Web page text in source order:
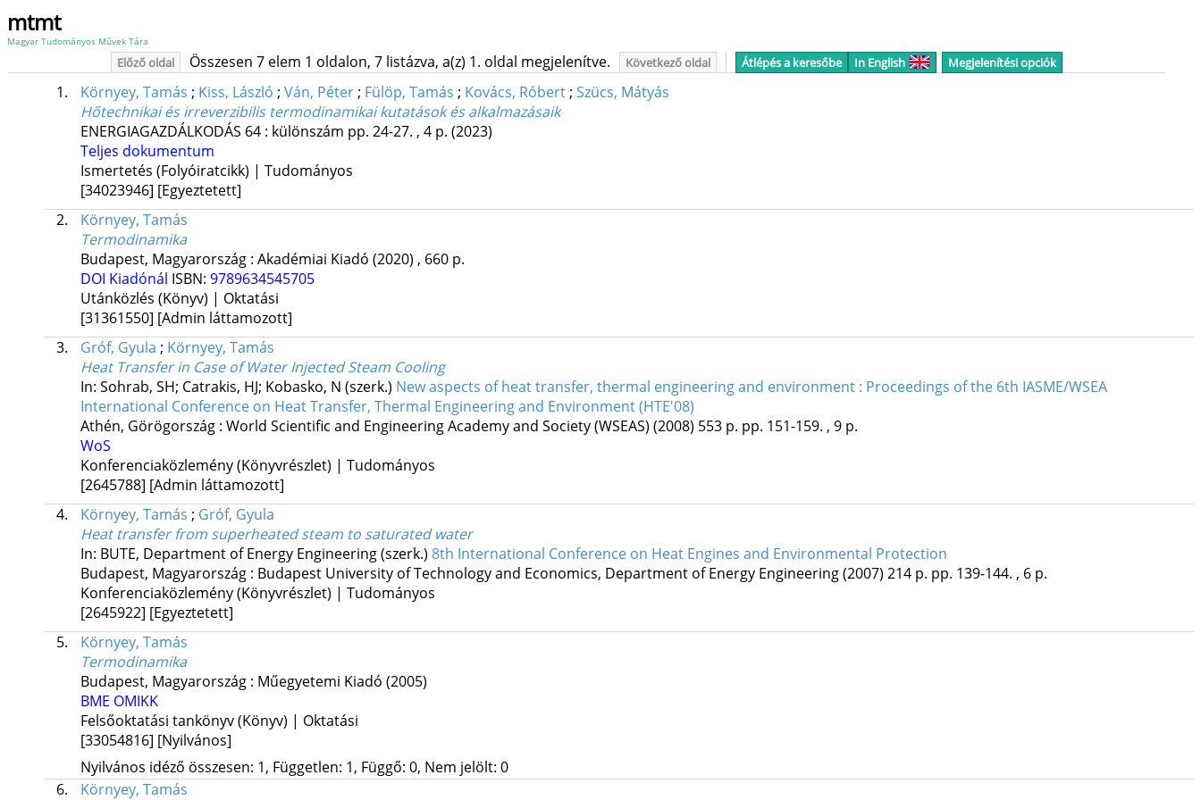
mtmt
Magyar Tudományos Művek Tára
Előző oldal Összesen 7 elem 1 oldalon, 7 listázva, a(z) 1. oldal megjelenítve. Következő oldal Átlépés a keresőbe In English Megjelenítési opciók
1. Környey, Tamás ; Kiss, László ; Ván, Péter; Fülöp, Tamás ; Kovács, Róbert; Szücs, Mátyás
Hőtechnikai és irreverzibilis termodinamikai kutatások és alkalmazásaik
ENERGIAGAZDÁLKODÁS 64: különszám pp. 24-27. , 4 p. (2023)
Teljes dokumentum
Ismertetés (Folyóiratcikk) | Tudományos
[34023946] [Egyeztetett]
2.
Környey, Tamás
Termodinamika
Budapest, Magyarország : Akadémiai Kiadó (2020) , 660 p.
DOI Kiadónál ISBN: 9789634545705
Utánközlés (Könyv) | Oktatási
[31361550] [Admin láttamozott]
3.
Gróf, Gyula ; Környey, Tamás
Heat Transfer in Case of Water Injected Steam Cooling
In: Sohrab, SH; Catrakis, HJ; Kobasko, N (szerk.) New aspects of heat transfer, thermal engineering and environment : Proceedings of the 6th IASME/WSEA
International Conference on Heat Transfer, Thermal Engineering and Environment (HTE'08)
Athén, Görögország : World Scientific and Engineering Academy and Society (WSEAS) (2008) 553 p. pp. 151-159. , 9 p.
WoS
Konferenciaközlemény (Könyvrészlet) | Tudományos
[2645788] [Admin láttamozott]
4.
Környey, Tamás ; Gróf, Gyula
Heat transfer from superheated steam to saturated water
In: BUTE, Department of Energy Engineering (szerk.) 8th International Conference on Heat Engines and Environmental Protection
Budapest, Magyarország : Budapest University of Technology and Economics, Department of Energy Engineering(2007) 214 p. pp. 139-144. , 6 p.
Konferenciaközlemény (Könyvrészlet) | Tudományos
[2645922] [Egyeztetett]
5.
Környey, Tamás
Termodinamika
Budapest, Magyarország : Műegyetemi Kiadó (2005)
BME OMIKK
Felsőoktatási tankönyv (Könyv) | Oktatási
[33054816] [Nyilvános]
Nyilvános idéző összesen: 1, Független: 1, Függő: 0, Nem jelölt: 0
6.
Környey, Tamás